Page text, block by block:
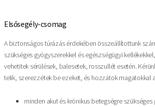
Elsősegély-csomag
A biztonságos túrázás érdekében összeállítottunk
szükséges gyógyszerekkel és egészségügyi
vehetitek sérülések, balesetek, rosszullét esetén.
telik, szerezzétek be ezeket, és hozzátok magatokkal
minden akut és krónikus betegségre szükséges